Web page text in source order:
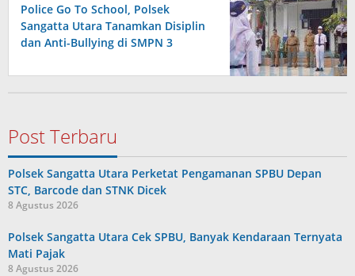
Police Go To School, Polsek
Sangatta Utara Tanamkan Disiplin
dan Anti-Bullying di SMPN 3
Post Terbaru
Polsek Sangatta Utara Perketat Pengamanan SPBU Depan
STC, Barcode dan STNK Dicek
8 Agustus 2026
Polsek Sangatta Utara Cek SPBU, Banyak Kendaraan Ternyata
Mati Pajak
8 Agustus 2026